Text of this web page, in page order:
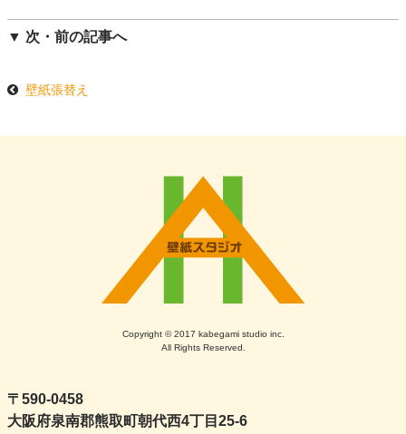
▼ 次・前の記事へ
投
稿
壁紙張替え
Copyright © 2017 kabegami studio inc.
All Rights Reserved.
〒590-0458
大阪府泉南郡熊取町朝代西4丁目25-6